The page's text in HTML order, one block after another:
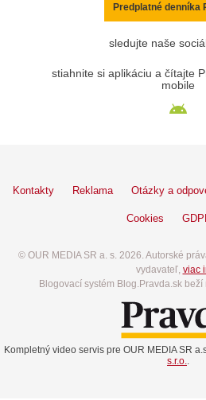
Predplatné denníka
sledujte naše
stiahnite si aplikáciu a čítajte
mobile
Kontakty Reklama Otázky a
Cookies
© OUR MEDIA SR a. s. 2026. Autorské
vydavateľ, viac
Blogovací systém Blog.Pravda.sk
Kompletný video servis pre OUR MEDIA SR
s.r.o..